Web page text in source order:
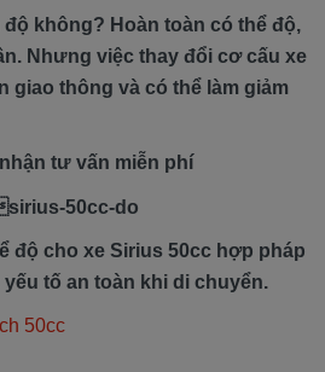
không? Hoàn toàn có thể độ,
Nhưng việc thay đổi cơ cấu xe
giao thông và có thể làm giảm
tư vấn miễn phí
độ cho xe Sirius 50cc hợp pháp
tố an toàn khi di chuyển.
50cc